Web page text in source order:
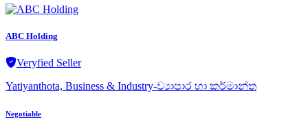
ABC Holding
Veryfied Seller
Yatiyanthota, Business & Industry-ව්‍යාපාර හා කර්මාන්ත
Negotiable